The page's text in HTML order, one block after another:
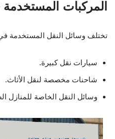
المركبات
تختلف وسائل النقل المستخدمة
سيارات نقل كبيرة.
شاحنات مخصصة لنقل الأثاث.
وسائل النقل الخاصة للمنازل